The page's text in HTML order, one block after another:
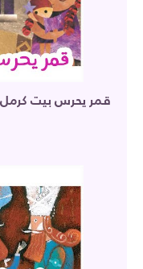
قمر يحرس بيت كرمل